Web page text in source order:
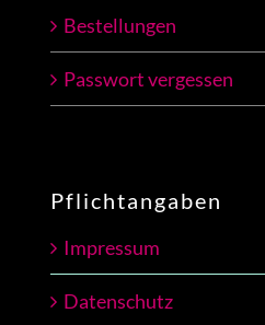
Bestellungen
Passwort vergessen
Pflichtangaben
Impressum
Datenschutz